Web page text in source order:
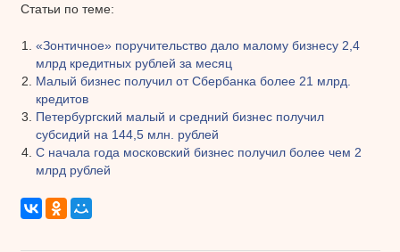
Статьи по теме:
«Зонтичное» поручительство дало малому бизнесу 2,4
млрд кредитных рублей за месяц
Малый бизнес получил от Сбербанка более 21 млрд.
кредитов
Петербургский малый и средний бизнес получил
субсидий на 144,5 млн. рублей
С начала года московский бизнес получил более чем 2
млрд рублей